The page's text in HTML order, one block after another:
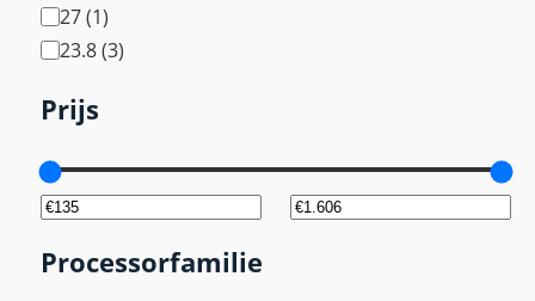
B
e
l
s
c
e
27(1)
23.8(3)
Prijs
Processorfamilie